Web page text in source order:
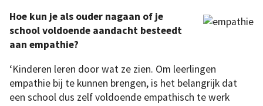
Hoe kun je als ouder nagaan of je
school voldoende aandacht besteedt
aan empathie?
‘Kinderen leren door wat ze zien. Om leerlingen
empathie bij te kunnen brengen, is het belangrijk dat
een school dus zelf voldoende empathisch te werk